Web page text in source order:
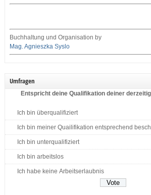
Buchhaltung und Organisation by
Mag. Agnieszka Syslo
Umfragen
Entspricht deine Qualifikation deiner
Ich bin überqualifiziert
Ich bin meiner Quailifikation entsprechend
Ich bin unterqualifiziert
Ich bin arbeitslos
Ich habe keine Arbeitserlaubnis